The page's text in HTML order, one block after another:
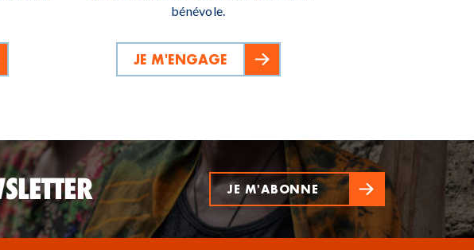
bénévole.
JE M'ENGAGE
JE M'ABONNE